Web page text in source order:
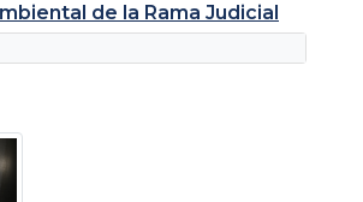
de la Rama Judicial